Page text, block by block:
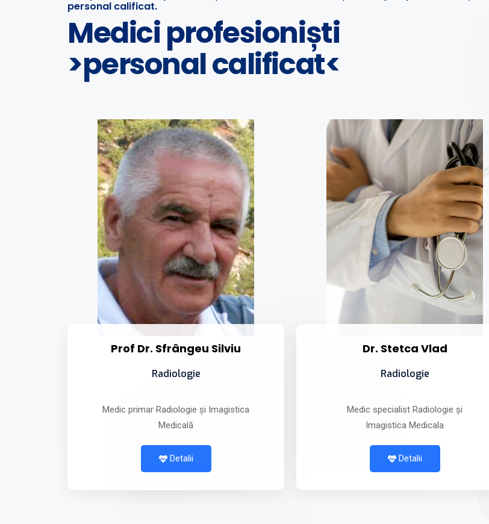
personal calificat.
Medici profesioniști
>personal calificat<
Prof Dr. Sfrângeu Silviu
Radiologie
Medic primar Radiologie și Imagistica
Medicală
Detalii
Dr. Stetca Vlad
Radiologie
Medic specialist Radiologie și
Imagistica Medicala
Detalii